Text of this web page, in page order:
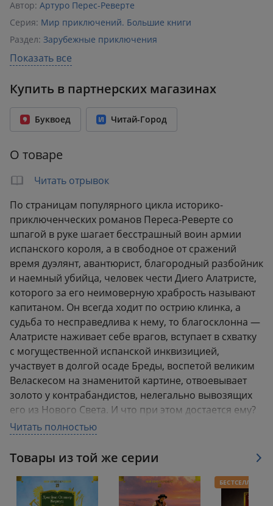
Автор: Артуро Перес-Реверте
Серия: Мир приключений. Большие книги
Раздел: Зарубежные приключения
Издательство:
Возрастное ограничение: 16+
Год издания: 2025
Количество страниц: 672
Бумага: офсет
Формат: 140x210 мм
Показать все
Купить в партнерских магазинах
Буквоед Читай-Город
О товаре
Читать отрывок
По страницам популярного цикла историко-
приключенческих романов Переса-Реверте со
шпагой в руке шагает бесстрашный воин армии
испанского короля, а в свободное от сражений
время дуэлянт, авантюрист, благородный разбойник
и наемный убийца, человек чести Диего Алатристе,
которого за его неимоверную храбрость называют
капитаном. Он всегда ходит по острию клинка, а
судьба то несправедлива к нему, то благосклонна —
Алатристе наживает себе врагов, вступает в схватку
с могущественной испанской инквизицией,
участвует в долгой осаде Бреды, воспетой великим
Веласкесом на знаменитой картине, отвоевывает
золото у контрабандистов, нелегально вывозящих
его из Нового Света. И что при этом достается ему?
Слава? Богатство? Нет. Потому что есть в мире
ценности, которых не заменит ни звон металла, ни
награды из холодных вельможных рук. Честь
превыше всего — честь и достоинство. Артуро
Перес-Реверте — бывший военный журналист,
прославленный автор блестящих исторических,
Читать полностью
Товары из той же серии
БЕСТСЕЛЛЕР